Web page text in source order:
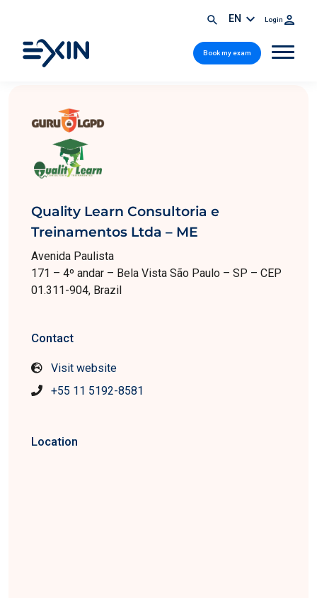
EN Login
Book my exam
Quality Learn Consultoria e
Treinamentos Ltda – ME
Avenida Paulista
171 – 4º andar – Bela Vista São Paulo – SP – CEP
01.311-904, Brazil
Contact
Visit website
+55 11 5192-8581
Location